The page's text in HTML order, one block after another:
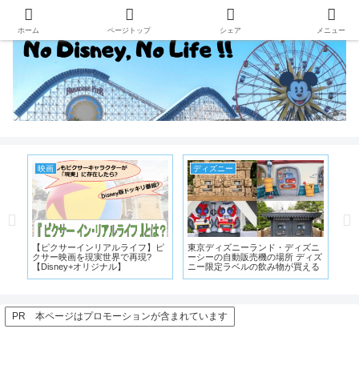
レビュー
空き缶リメイク 簡単にインテリア
になる
ディズニー
【TDL】ディズニーハロウィーン
スペシャルメニュー・スーベニア
メニューが発売!!
PR 本ページはプロモーションが含まれています
ホーム ページトップ シェア メニュー